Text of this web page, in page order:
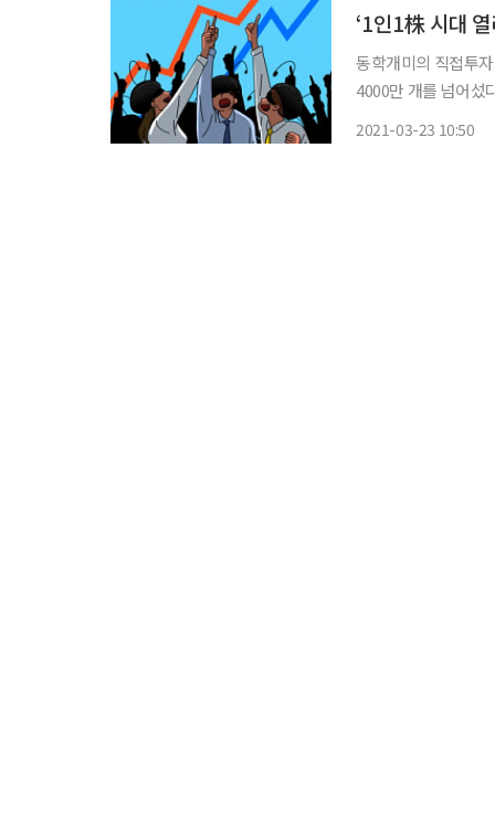
‘1인1株 시대
동학개미의 직접투
4000만 개를 넘어섰다. 23일 금융투자업계에 따르면 지난 19일 현재 주식 활동
2021-03-23 10:50